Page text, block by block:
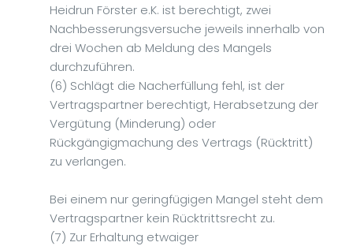
Heidrun Förster e.K. ist berechtigt, zwei
Nachbesserungsversuche jeweils innerhalb von
drei Wochen ab Meldung des Mangels
durchzuführen.
(6) Schlägt die Nacherfüllung fehl, ist der
Vertragspartner berechtigt, Herabsetzung der
Vergütung (Minderung) oder
Rückgängigmachung des Vertrags (Rücktritt)
zu verlangen.
Bei einem nur geringfügigen Mangel steht dem
Vertragspartner kein Rücktrittsrecht zu.
(7) Zur Erhaltung etwaiger